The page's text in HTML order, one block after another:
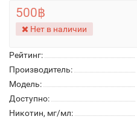
Рейтинг:
Производитель:
Модель:
Доступно:
Никотин, мг/мл:
500฿
Нет в наличии